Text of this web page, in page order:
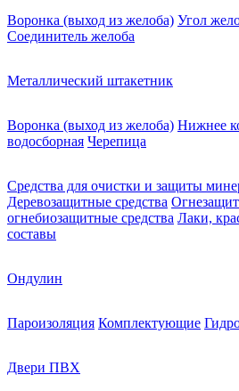
Воронка (выход из желоба) Угол
Соединитель желоба
Металлический штакетник
Воронка (выход из желоба) Нижнее
водосборная Черепица
Средства для очистки и защиты
Деревозащитные средства
огнебиозащитные средства Лаки,
составы
Ондулин
Пароизоляция Комплектующие
Двери ПВХ